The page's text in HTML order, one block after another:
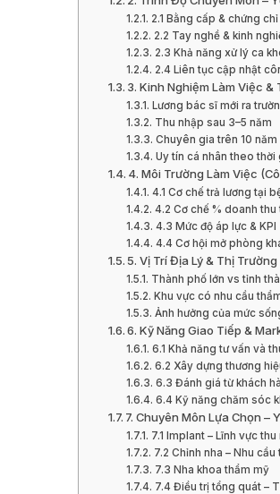
2.1 Bằng cấp & chứng
2.2 Tay nghề & kinh
2.3 Khả năng xử lý ca
2.4 Liên tục cập nhật
3. Kinh Nghiệm Làm Việc &
Lương bác sĩ mới ra
Thu nhập sau 3–5 năm
Chuyên gia trên 10 năm
Uy tín cá nhân theo thời
4. Môi Trường Làm Việc
4.1 Cơ chế trả lương tại
4.2 Cơ chế % doanh
4.3 Mức độ áp lực & KPI
4.4 Cơ hội mở phòng
5. Vị Trí Địa Lý & Thị
Thành phố lớn vs tỉnh
Khu vực có nhu cầu
Ảnh hưởng của mức
6. Kỹ Năng Giao Tiếp &
6.1 Khả năng tư vấn và
6.2 Xây dựng thương
6.3 Đánh giá từ khách
6.4 Kỹ năng chăm sóc
7. Chuyên Môn Lựa Chọn –
7.1 Implant – Lĩnh vực
7.2 Chỉnh nha – Nhu cầu
7.3 Nha khoa thẩm mỹ
7.4 Điều trị tổng quát –